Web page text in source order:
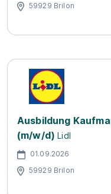
59929 Brilon
Ausbildung
(m/w/d) Lidl
01.09.2026
59929 Brilon